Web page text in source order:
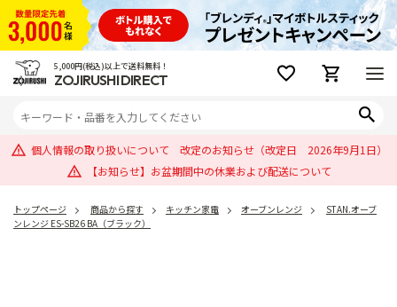
5,000円(税込)以上で送料無料！
ZOJIRUSHI DIRECT
個人情報の取り扱いについて 改定のお知らせ（改定日 2026年9月1日）
【お知らせ】お盆期間中の休業および配送について
トップページ 商品から探す キッチン家電 オーブンレンジ
STAN.オーブ
ンレンジ ES-SB26 BA（ブラック）